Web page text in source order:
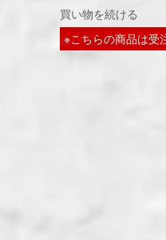
買い物を続ける
※こちらの商品は受